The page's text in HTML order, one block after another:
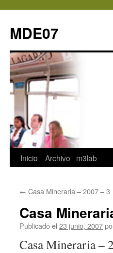
MDE07
Saltar
contenido
Inicio Archivo m3lab
← Casa Mineraria – 2007 – 3
Casa
Publicado el 23 junio, 2007
Casa Mineraria –